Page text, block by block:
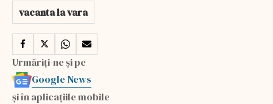
vacanta la vara
Urmăriți-ne și pe
Google News
și în aplicațiile mobile